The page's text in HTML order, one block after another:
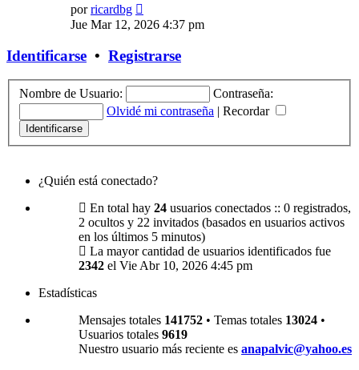
porricardbg
último
Jue Mar 12, 2026 4:37 pm
Identificarse • Registrarse
Nombre de Usuario:
Contraseña:
Olvidé mi contraseña | Recordar
¿Quién está conectado?
En total hay 24 usuarios conectados :: 0 registrados,
2 ocultos y 22 invitados (basados en usuarios activos
en los últimos 5 minutos)
La mayor cantidad de usuarios identificados fue
2342 el Vie Abr 10, 2026 4:45 pm
Estadísticas
Mensajes totales 141752 • Temas totales 13024 •
Usuarios totales 9619
Nuestro usuario más reciente es anapalvic@yahoo.es